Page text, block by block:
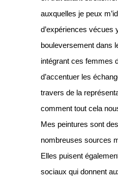
auxquelles je peux
d’expériences vécues
bouleversement dans
intégrant ces femmes
d’accentuer les
travers de la
comment tout cela
Mes peintures sont
nombreuses sources
Elles puisent
sociaux qui donnent